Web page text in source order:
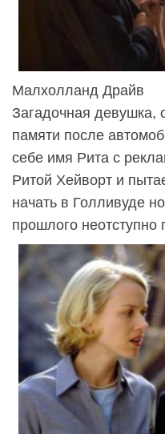
Малхолланд Драйв
Загадочная девушка,
памяти после
себе имя Рита с
Ритой Хейворт и
начать в Голливуде
прошлого неотступно